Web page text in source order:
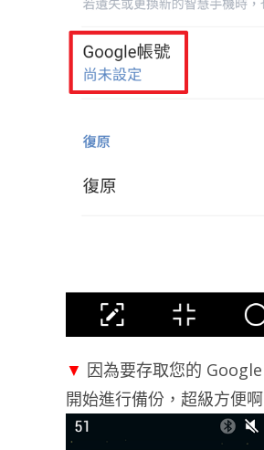
▼ 因為要存取您的
開始進行備份，超級方便